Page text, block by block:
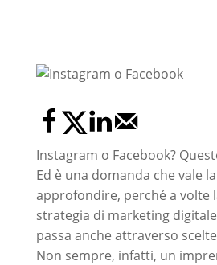
Instagram o Facebook?
Ed è una domanda che vale
approfondire, perché a volte
strategia di marketing
passa anche attraverso
Non sempre, infatti, un